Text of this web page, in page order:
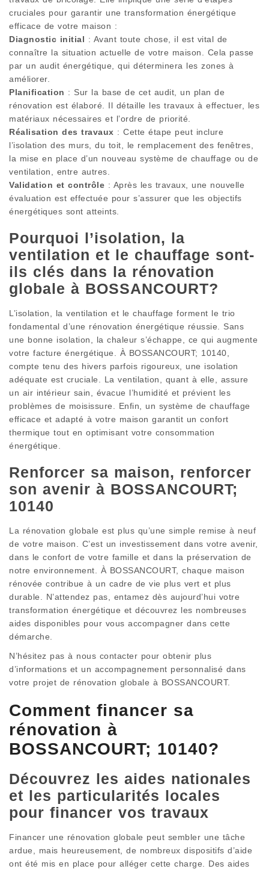
cruciales pour garantir une transformation énergétique
efficace de votre maison :
Diagnostic initial : Avant toute chose, il est vital de
connaître la situation actuelle de votre maison. Cela passe
par un audit énergétique, qui déterminera les zones à
améliorer.
Planification : Sur la base de cet audit, un plan de
rénovation est élaboré. Il détaille les travaux à effectuer, les
matériaux nécessaires et l’ordre de priorité.
Réalisation des travaux : Cette étape peut inclure
l’isolation des murs, du toit, le remplacement des fenêtres,
la mise en place d’un nouveau système de chauffage ou de
ventilation, entre autres.
Validation et contrôle : Après les travaux, une nouvelle
évaluation est effectuée pour s’assurer que les objectifs
énergétiques sont atteints.
Pourquoi l’isolation, la
ventilation et le chauffage sont-
ils clés dans la rénovation
globale à BOSSANCOURT?
L’isolation, la ventilation et le chauffage forment le trio
fondamental d’une rénovation énergétique réussie. Sans
une bonne isolation, la chaleur s’échappe, ce qui augmente
votre facture énergétique. À BOSSANCOURT; 10140,
compte tenu des hivers parfois rigoureux, une isolation
adéquate est cruciale. La ventilation, quant à elle, assure
un air intérieur sain, évacue l’humidité et prévient les
problèmes de moisissure. Enfin, un système de chauffage
efficace et adapté à votre maison garantit un confort
thermique tout en optimisant votre consommation
énergétique.
Renforcer sa maison, renforcer
son avenir à BOSSANCOURT;
10140
La rénovation globale est plus qu’une simple remise à neuf
de votre maison. C’est un investissement dans votre avenir,
dans le confort de votre famille et dans la préservation de
notre environnement. À BOSSANCOURT, chaque maison
rénovée contribue à un cadre de vie plus vert et plus
durable. N’attendez pas, entamez dès aujourd’hui votre
transformation énergétique et découvrez les nombreuses
aides disponibles pour vous accompagner dans cette
démarche.
N’hésitez pas à nous contacter pour obtenir plus
d’informations et un accompagnement personnalisé dans
votre projet de rénovation globale à BOSSANCOURT.
Comment financer sa
rénovation à
BOSSANCOURT; 10140?
Découvrez les aides nationales
et les particularités locales
pour financer vos travaux
Financer une rénovation globale peut sembler une tâche
ardue, mais heureusement, de nombreux dispositifs d’aide
ont été mis en place pour alléger cette charge. Des aides